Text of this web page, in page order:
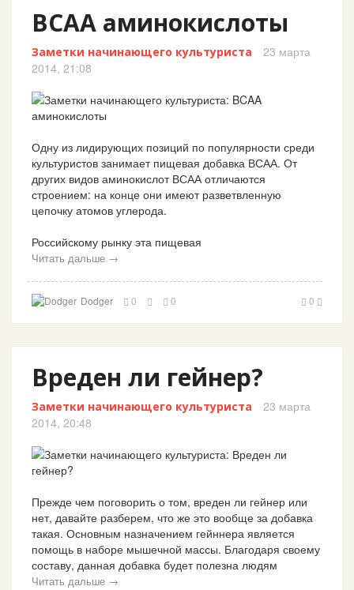
BCAA аминокислоты
Заметки начинающего культуриста
23 марта
2014, 21:08
Одну из лидирующих позиций по популярности среди
культуристов занимает пищевая добавка ВСАА. От
других видов аминокислот ВСАА отличаются
строением: на конце они имеют разветвленную
цепочку атомов углерода.
Российскому рынку эта пищевая
Читать дальше →
Dodger 0 0 0
Вреден ли гейнер?
Заметки начинающего культуриста
23 марта
2014, 20:48
Прежде чем поговорить о том, вреден ли гейнер или
нет, давайте разберем, что же это вообще за добавка
такая. Основным назначением гейннера является
помощь в наборе мышечной массы. Благодаря своему
составу, данная добавка будет полезна людям
Читать дальше →